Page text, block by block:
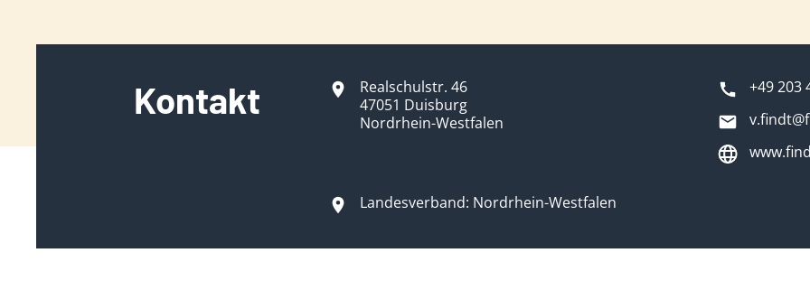
Kontakt
Realschulstr. 46
47051 Duisburg
Nordrhein-Westfalen
+49 203
Landesverband: Nordrhein-Westfalen